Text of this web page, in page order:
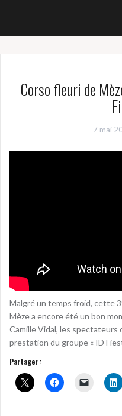
Corso fleuri de
7 mai
Malgré un temps froid, cette
Mèze a encore été un bon
Camille Vidal, les spectateurs
prestation du groupe « ID
Partager :